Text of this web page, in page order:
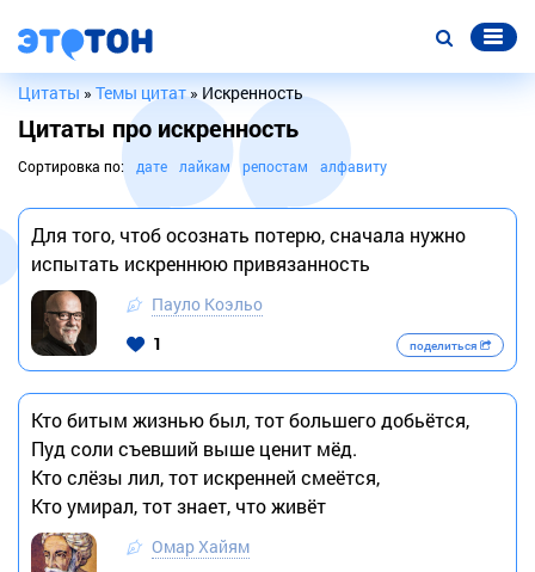
Цитаты » Темы цитат» Искренность
Цитаты про искренность
Сортировка по: дате лайкам репостам алфавиту
Для того, чтоб осознать потерю, сначала нужно
испытать искреннюю привязанность
Пауло Коэльо
1
поделиться
Кто битым жизнью был, тот большего добьётся,
Пуд соли съевший выше ценит мёд.
Кто слёзы лил, тот искренней смеётся,
Кто умирал, тот знает, что живёт
Омар Хайям